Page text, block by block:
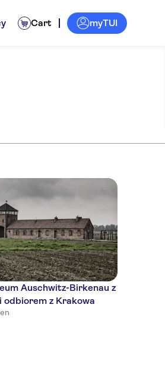
Cart myTUI
Auschwitz-Birkenau z
odbiorem z Krakowa